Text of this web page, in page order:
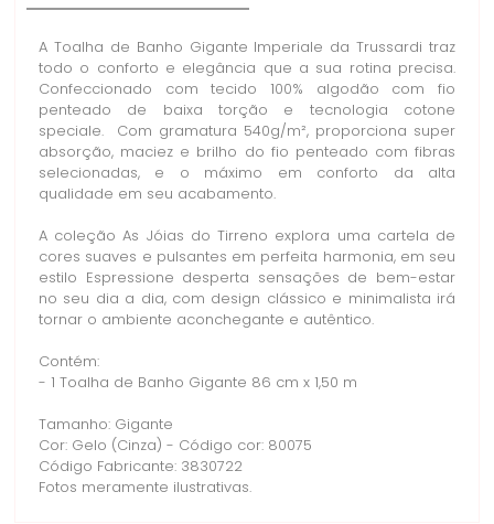
A Toalha de Banho Gigante Imperiale da Trussardi traz
todo o conforto e elegância que a sua rotina precisa.
Confeccionado com tecido 100% algodão com fio
penteado de baixa torção e tecnologia cotone
speciale. Com gramatura 540g/m², proporciona super
absorção, maciez e brilho do fio penteado com fibras
selecionadas, e o máximo em conforto da alta
qualidade em seu acabamento.
A coleção As Jóias do Tirreno explora uma cartela de
cores suaves e pulsantes em perfeita harmonia, em seu
estilo Espressione desperta sensações de bem-estar
no seu dia a dia, com design clássico e minimalista irá
tornar o ambiente aconchegante e autêntico.
Contém:
- 1 Toalha de Banho Gigante 86 cm x 1,50 m
Tamanho: Gigante
Cor: Gelo (Cinza) - Código cor: 80075
Código Fabricante: 3830722
Fotos meramente ilustrativas.